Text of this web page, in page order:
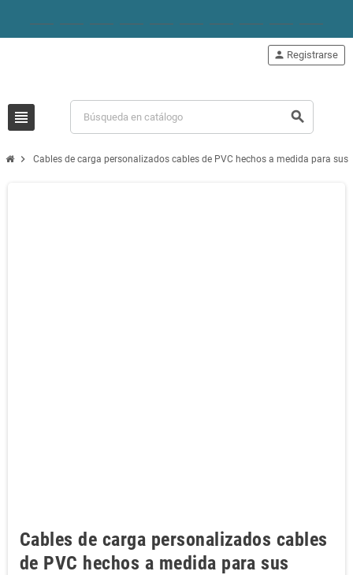
view_headline search
person Registrarse
chevron_right Cables de carga personalizados cables de PVC hechos a medida para sus
Cables de carga personalizados cables
de PVC hechos a medida para sus